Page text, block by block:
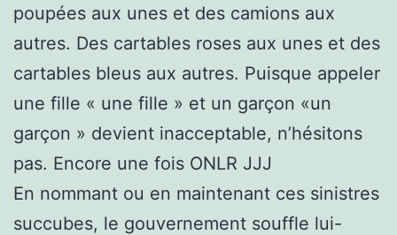
poupées aux unes et des camions aux
autres. Des cartables roses aux unes et des
cartables bleus aux autres. Puisque appeler
une fille « une fille » et un garçon «un
garçon » devient inacceptable, n’hésitons
pas. Encore une fois ONLR JJJ
En nommant ou en maintenant ces sinistres
succubes, le gouvernement souffle lui-